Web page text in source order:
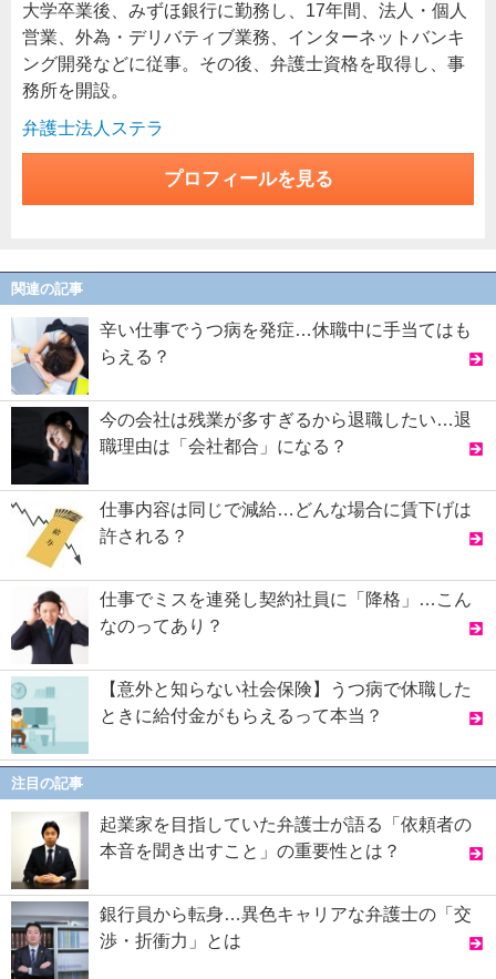
大学卒業後、みずほ銀行に勤務し、17年間、法人・個人
営業、外為・デリバティブ業務、インターネットバンキ
ング開発などに従事。その後、弁護士資格を取得し、事
務所を開設。
弁護士法人ステラ
プロフィールを見る
関連の記事
辛い仕事でうつ病を発症…休職中に手当てはも
らえる？
今の会社は残業が多すぎるから退職したい…退
職理由は「会社都合」になる？
仕事内容は同じで減給…どんな場合に賃下げは
許される？
仕事でミスを連発し契約社員に「降格」…こん
なのってあり？
【意外と知らない社会保険】うつ病で休職した
ときに給付金がもらえるって本当？
注目の記事
起業家を目指していた弁護士が語る「依頼者の
本音を聞き出すこと」の重要性とは？
銀行員から転身…異色キャリアな弁護士の「交
渉・折衝力」とは